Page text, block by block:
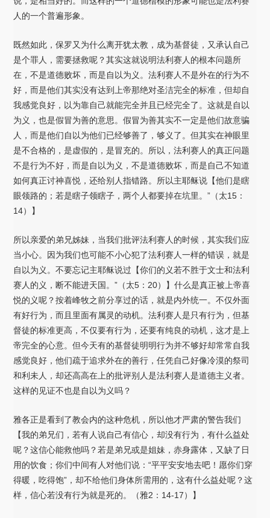
人的一个普遍形象。
既然如此，保罗又为什么离开犹太教，成为基督徒，又承认自己
是个罪人，需要拯救呢？其实这就说明法利赛人的根本问题所
在，不是道德败坏，而是自以为义。法利赛人不是外在的行为不
好，而是他们其实没有达到上帝那绝对圣洁完全的标准，但却自
我感觉良好，以为靠自己就能完全并且已经完全了。这就是自以
为义，也是假冒为善的意思。假冒为善其实不一定是他们故意骗
人，而是他们自以为他们已经够善了，够义了。但其实在神眼里
是不合格的，是虚假的，是冒充的。所以，法利赛人的真正问题
不是行为不好，而是自以为义，不是道德败坏，而是自己不知道
如何真正讨神喜悦，还给别人指错路。所以主耶稣说【他们是瞎
眼领路的；若是瞎子领瞎子，两个人都要掉在坑里。”（太15：
14）】
所以亲爱的弟兄姊妹，当我们批评法利赛人的时候，其实我们应
当小心。因为我们也可能不小心犯了法利赛人一样的错误，就是
自以为义。不要忘记主耶稣说过【你们的义若不胜于文士和法利
赛人的义，断不能进天国。”（太5：20）】什么是真正被上帝喜
悦的义呢？按着峰牧之前分享过的话，就是内外统一。不仅外面
有好行为，而且里面有属灵的动机。法利赛人是只有行为，但基
督徒的标准更高，不仅要有行为，还要有纯良的动机，这才是上
帝完全的心意。但今天有的基督徒明明行为并不够好却常常自我
感觉良好，他们疏于追求外在的善行，任凭自己好像冷漠的祭司
和利未人，却还高高在上的批评别人是法利赛人是道德主义者。
这样的见证不也是自以为义吗？
雅各正是看到了教会内的这种危机，所以他才严肃的警告我们
【我的弟兄们，若有人说自己有信心，却没有行为，有什么益处
呢？这信心能救他吗？若是弟兄或是姐妹，赤身露体，又缺了日
用的饮食；你们中间有人对他们说：“平平安安地去吧！愿你们穿
得暖，吃得饱”，却不给他们身体所需用的，这有什么益处呢？这
样，信心若没有行为就是死的。（雅2：14-17）】